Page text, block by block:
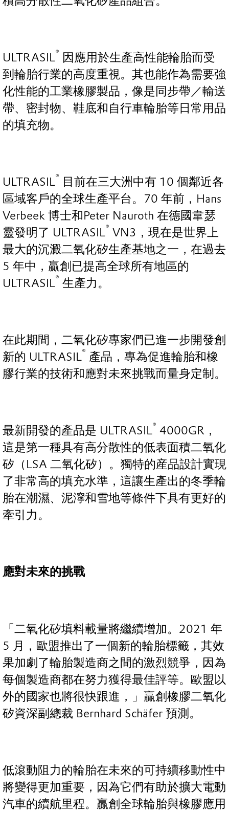
ULTRASIL® 因應用於生產高性能輪胎而受
到輪胎行業的高度重視。其也能作為需要強
化性能的工業橡膠製品，像是同步帶／輸送
帶、密封物、鞋底和自行車輪胎等日常用品
的填充物。
ULTRASIL® 目前在三大洲中有 10 個鄰近各
區域客戶的全球生產平台。70 年前，Hans
Verbeek 博士和Peter Nauroth 在德國韋瑟
靈發明了 ULTRASIL® VN3，現在是世界上
最大的沉澱二氧化矽生產基地之一，在過去
5 年中，贏創已提高全球所有地區的
ULTRASIL® 生產力。
在此期間，二氧化矽專家們已進一步開發創
新的 ULTRASIL® 產品，專為促進輪胎和橡
膠行業的技術和應對未來挑戰而量身定制。
最新開發的產品是 ULTRASIL® 4000GR，
這是第一種具有高分散性的低表面積二氧化
矽（LSA 二氧化矽）。獨特的産品設計實現
了非常高的填充水準，這讓生產出的冬季輪
胎在潮濕、泥濘和雪地等條件下具有更好的
牽引力。
應對未來的挑戰
「二氧化矽填料載量將繼續增加。2021 年
5 月，歐盟推出了一個新的輪胎標籤，其效
果加劇了輪胎製造商之間的激烈競爭，因為
每個製造商都在努力獲得最佳評等。歐盟以
外的國家也將很快跟進，」贏創橡膠二氧化
矽資深副總裁 Bernhard Schäfer 預測。
低滾動阻力的輪胎在未來的可持續移動性中
將變得更加重要，因為它們有助於擴大電動
汽車的續航里程。贏創全球輪胎與橡膠應用